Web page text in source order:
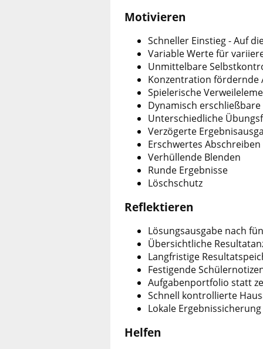
Motivieren
Schneller Einstieg - Auf
Variable Werte für
Unmittelbare
Konzentration fördernde
Spielerische
Dynamisch
Unterschiedliche
Verzögerte
Erschwertes Abschreiben
Verhüllende Blenden
Runde Ergebnisse
Löschschutz
Reflektieren
Lösungsausgabe nach
Übersichtliche
Langfristige
Festigende
Aufgabenportfolio statt
Schnell kontrollierte
Lokale Ergebnissicherung
Helfen